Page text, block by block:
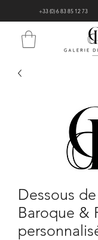
+33 (0) 6 83 85 12 73
Dessous
Baroque &